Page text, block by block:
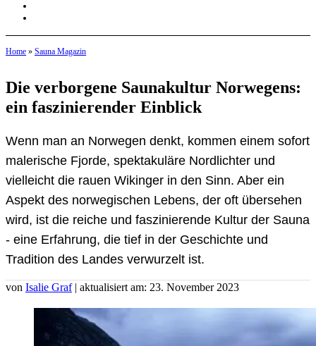
Home » Sauna Magazin
Die verborgene Saunakultur Norwegens:
ein faszinierender Einblick
Wenn man an Norwegen denkt, kommen einem sofort
malerische Fjorde, spektakuläre Nordlichter und
vielleicht die rauen Wikinger in den Sinn. Aber ein
Aspekt des norwegischen Lebens, der oft übersehen
wird, ist die reiche und faszinierende Kultur der Sauna
- eine Erfahrung, die tief in der Geschichte und
Tradition des Landes verwurzelt ist.
von Isalie Graf | aktualisiert am: 23. November 2023